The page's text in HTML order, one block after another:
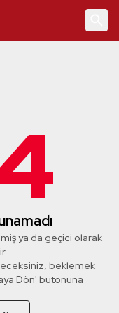
ya da geçici olarak
beklemek
Dön' butonuna